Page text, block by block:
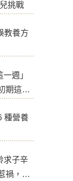
挑戰
教養方
週」
期這樣
種營養
求子辛
禍，醫